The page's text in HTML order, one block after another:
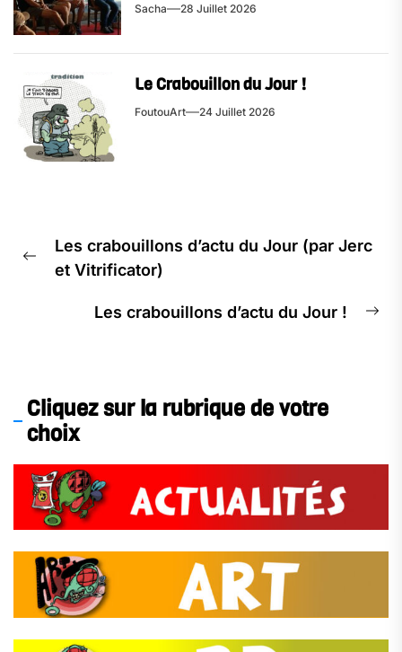
Sacha 28 Juillet 2026
Le Crabouillon du Jour !
FoutouArt 24 Juillet 2026
Les crabouillons d’actu du Jour (par Jerc
et Vitrificator)
Les crabouillons d’actu du Jour !
Cliquez sur la rubrique de votre
choix